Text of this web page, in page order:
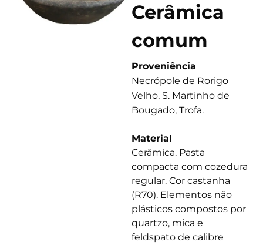
Cerâmica
comum
Proveniência
Necrópole de Rorigo
Velho, S. Martinho de
Bougado, Trofa.
Material
Cerâmica. Pasta
compacta com cozedura
regular. Cor castanha
(R70). Elementos não
plásticos compostos por
quartzo, mica e
feldspato de calibre